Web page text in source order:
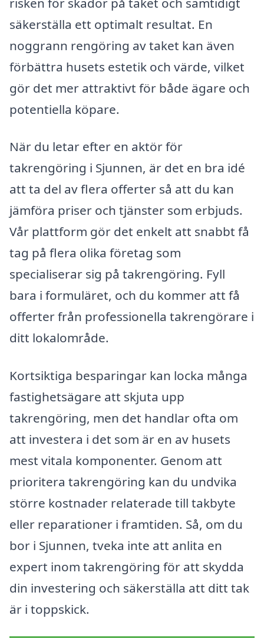
säkerställa ett optimalt resultat. En
noggrann rengöring av taket kan även
förbättra husets estetik och värde, vilket
gör det mer attraktivt för både ägare och
potentiella köpare.
När du letar efter en aktör för
takrengöring i Sjunnen, är det en bra idé
att ta del av flera offerter så att du kan
jämföra priser och tjänster som erbjuds.
Vår plattform gör det enkelt att snabbt få
tag på flera olika företag som
specialiserar sig på takrengöring. Fyll
bara i formuläret, och du kommer att få
offerter från professionella takrengörare i
ditt lokalområde.
Kortsiktiga besparingar kan locka många
fastighetsägare att skjuta upp
takrengöring, men det handlar ofta om
att investera i det som är en av husets
mest vitala komponenter. Genom att
prioritera takrengöring kan du undvika
större kostnader relaterade till takbyte
eller reparationer i framtiden. Så, om du
bor i Sjunnen, tveka inte att anlita en
expert inom takrengöring för att skydda
din investering och säkerställa att ditt tak
är i toppskick.